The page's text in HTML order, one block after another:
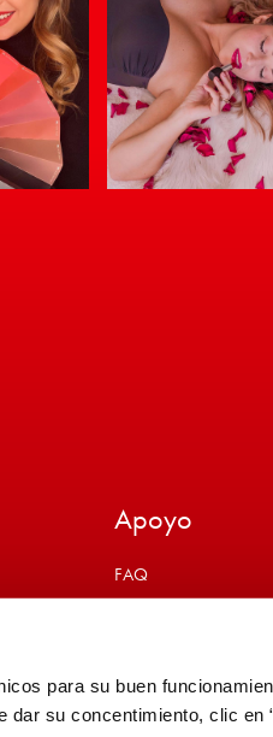
para su buen
dar su concentimiento, clic en
Apoyo
FAQ
Contactos